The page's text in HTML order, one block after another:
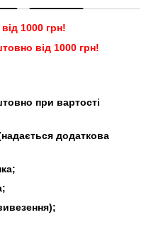
1000 грн!
від 1000 грн!
при вартості
додаткова